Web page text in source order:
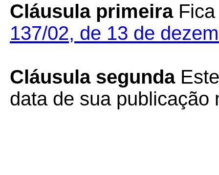
Cláusula primeiraFica
137/02, de 13 de
Cláusula segunda
data de sua publicação